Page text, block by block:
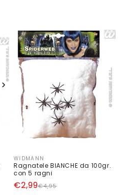
›
Produttore:
WIDMANN
Ragnatele BIANCHE da 100gr.
con 5 ragni
Prezzo€4,95
Prezzo
€2,99